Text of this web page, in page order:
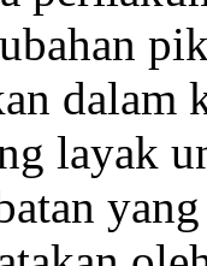
dalam
layak